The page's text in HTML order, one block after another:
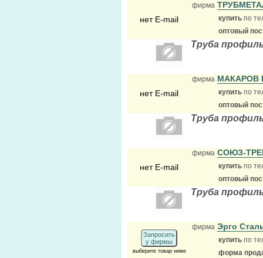
нет E-mail
фирма
купить по
оптовый
Труба
нет E-mail
фирма МАКАРОВ
купить по
оптовый
Труба
нет E-mail
фирма СОЮЗ-
купить по
оптовый
Труба
Запросить
у фирмы
выберите товар ниже
фирма Эрго
купить по
форма